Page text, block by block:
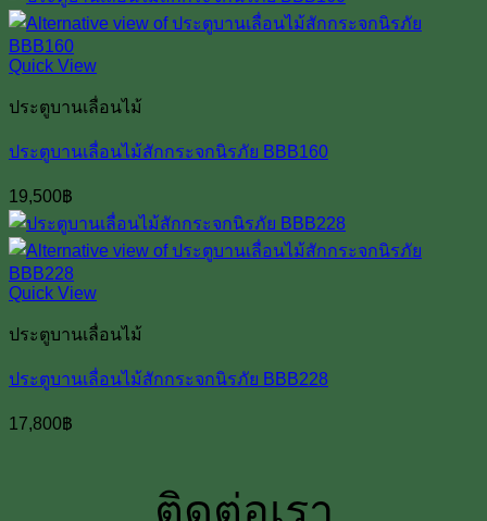
Quick View
ประตูบานเลื่อนไม้
ประตูบานเลื่อนไม้สักกระจกนิรภัย BBB160
19,500฿
Quick View
ประตูบานเลื่อนไม้
ประตูบานเลื่อนไม้สักกระจกนิรภัย BBB228
17,800฿
ติดต่อเรา